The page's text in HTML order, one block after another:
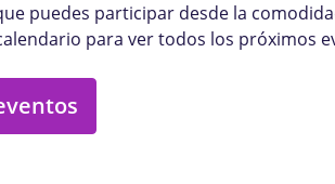
puedes participar desde la
para ver todos los próximos